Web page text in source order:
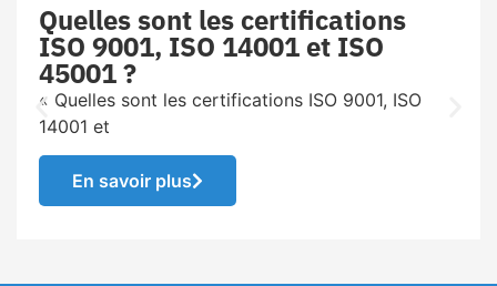
Quelles sont les certifications
ISO 9001, ISO 14001 et ISO
45001 ?
« Quelles sont les certifications ISO 9001, ISO
14001 et
En savoir plus